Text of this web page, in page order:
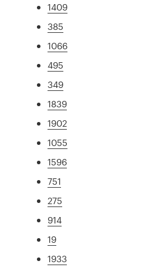
1409
385
1066
495
349
1839
1902
1055
1596
751
275
914
19
1933